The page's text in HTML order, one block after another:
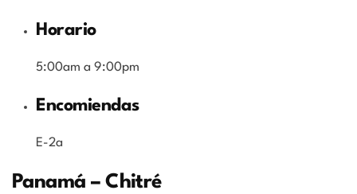
Horario
5:00am a 9:00pm
Encomiendas
E-2a
Panamá – Chitré